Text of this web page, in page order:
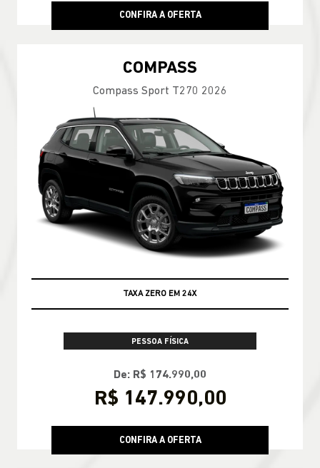
CONFIRA A OFERTA
COMPASS
Compass Sport T270 2026
TAXA ZERO EM 24X
PESSOA FÍSICA
De: R$ 174.990,00
R$ 147.990,00
CONFIRA A OFERTA